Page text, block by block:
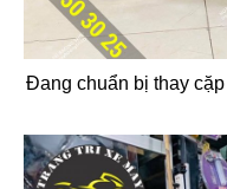
Đang chuẩn bị thay